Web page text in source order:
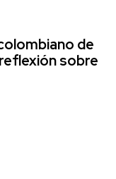
de
sobre